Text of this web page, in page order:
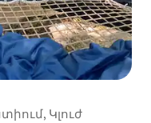
Կլուժ